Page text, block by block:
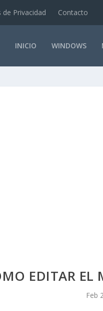
de Privacidad Contacto
INICIO WINDOWS
EDITAR EL
Feb